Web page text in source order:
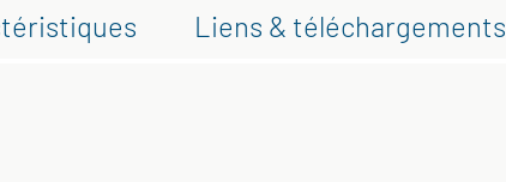
Liens & téléchargements